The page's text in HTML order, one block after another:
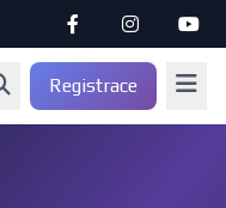
Registrace